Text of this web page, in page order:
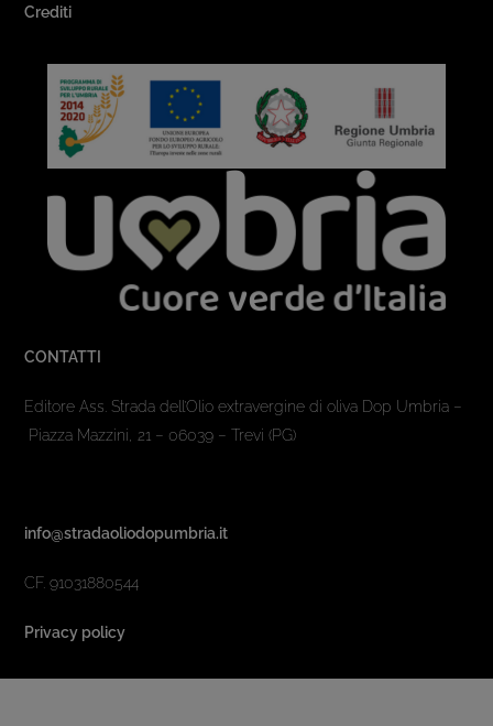
Crediti
CONTATTI
Editore Ass. Strada dell’Olio extravergine di oliva Dop Umbria –
Piazza Mazzini, 21 – 06039 – Trevi (PG)
info@stradaoliodopumbria.it
CF. 91031880544
Privacy policy